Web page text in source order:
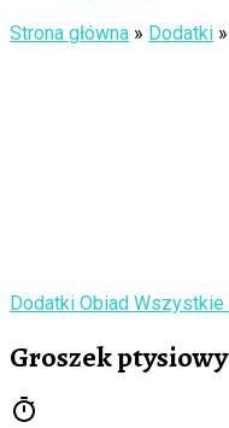
Strona główna » Dodatki »
Dodatki Obiad Wszystkie
Groszek ptysiowy